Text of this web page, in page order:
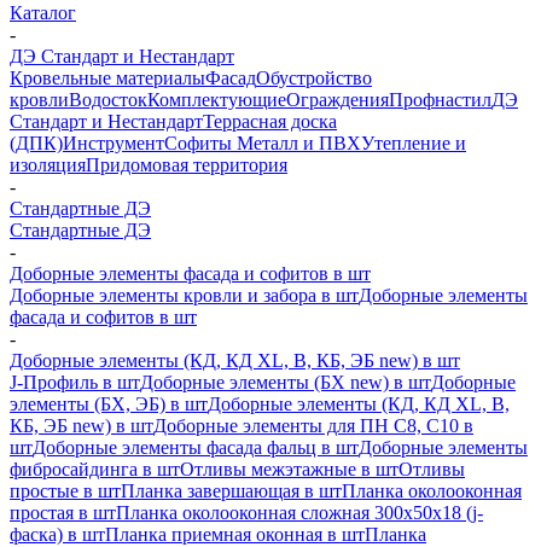
Каталог
-
ДЭ Стандарт и Нестандарт
Кровельные материалыФасадОбустройство
кровлиВодостокКомплектующиеОгражденияПрофнастилДЭ
Стандарт и НестандартТеррасная доска
(ДПК)ИнструментСофиты Металл и ПВХУтепление и
изоляцияПридомовая территория
-
Стандартные ДЭ
Стандартные ДЭ
-
Доборные элементы фасада и софитов в шт
Доборные элементы кровли и забора в штДоборные элементы
фасада и софитов в шт
-
Доборные элементы (КД, КД XL, В, КБ, ЭБ new) в шт
J-Профиль в штДоборные элементы (БХ new) в штДоборные
элементы (БХ, ЭБ) в штДоборные элементы (КД, КД XL, В,
КБ, ЭБ new) в штДоборные элементы для ПН С8, С10 в
штДоборные элементы фасада фальц в штДоборные элементы
фибросайдинга в штОтливы межэтажные в штОтливы
простые в штПланка завершающая в штПланка околооконная
простая в штПланка околооконная сложная 300х50х18 (j-
фаска) в штПланка приемная оконная в штПланка